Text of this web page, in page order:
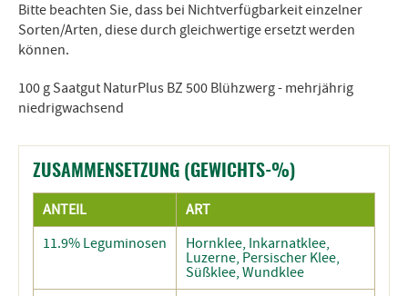
Bitte beachten Sie, dass bei Nichtverfügbarkeit einzelner
Sorten/Arten, diese durch gleichwertige ersetzt werden
können.
100 g Saatgut NaturPlus BZ 500 Blühzwerg - mehrjährig
niedrigwachsend
ZUSAMMENSETZUNG (GEWICHTS-%)
ANTEIL
ART
11.9% Leguminosen
Hornklee, Inkarnatklee,
Luzerne, Persischer Klee,
Süßklee, Wundklee